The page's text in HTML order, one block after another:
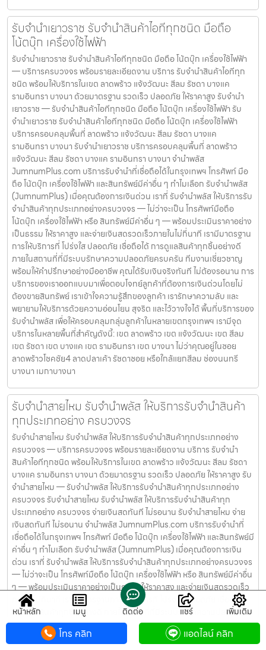
รับจำนำเยาวราช รับจำนำสินค้าไอทีทุกชนิด มือถือ
โน้ตบุ๊ก เครื่องใช้ไฟฟ้า
รับจำนำเยาวราช รับจำนำสินค้าไอทีทุกชนิด มือถือ โน้ตบุ๊ก เครื่องใช้ไฟฟ้า
— บริการครบวงจร พร้อมรายละเอียดงาน บริการ รับจำนำสินค้าไอทีทุก
ชนิด พร้อมให้บริการในเขต ลาดพร้าว แจ้งวัฒนะ สีลม รัชดา บางแค
รามอินทรา บางนา ด้วยมาตรฐาน รวดเร็ว ปลอดภัย ให้ราคาสูง รับจำนำ
เยาวราช — รับจำนำสินค้าไอทีทุกชนิด มือถือ โน้ตบุ๊ก เครื่องใช้ไฟฟ้า รับ
จำนำเยาวราช รับจำนำสินค้าไอทีทุกชนิด มือถือ โน้ตบุ๊ก เครื่องใช้ไฟฟ้า
บริการครอบคลุมพื้นที่ ลาดพร้าว แจ้งวัฒนะ สีลม รัชดา บางแค
รามอินทรา บางนา รับจำนำเยาวราช บริการครอบคลุมพื้นที่ ลาดพร้าว
แจ้งวัฒนะ สีลม รัชดา บางแค รามอินทรา บางนา จำนำพลัส
JumnumPlus.com บริการรับจำนำที่เชื่อถือได้ในกรุงเทพฯ โทรศัพท์ มือ
ถือ โน้ตบุ๊ก เครื่องใช้ไฟฟ้า และสินทรัพย์มีค่าอื่น ๆ ทำไมเลือก รับจำนำพลัส
(JumnumPlus) เมื่อคุณต้องการเงินด่วน เราที่ รับจำนำพลัส ให้บริการรับ
จำนำสินค้าทุกประเภทอย่างครบวงจร — ไม่ว่าจะเป็น โทรศัพท์มือถือ
โน้ตบุ๊ก เครื่องใช้ไฟฟ้า หรือ สินทรัพย์มีค่าอื่น ๆ — พร้อมประเมินราคาอย่าง
เป็นธรรม ให้ราคาสูง และจ่ายเงินสดรวดเร็วภายในไม่กี่นาที เรามีมาตรฐาน
การให้บริการที่ โปร่งใส ปลอดภัย เชื่อถือได้ การดูแลสินค้าทุกชิ้นอย่างดี
ภายในสถานที่ที่มีระบบรักษาความปลอดภัยครบครัน ทีมงานเชี่ยวชาญ
พร้อมให้คำปรึกษาอย่างมืออาชีพ คุณได้รับเงินจริงทันที ไม่ต้องรอนาน การ
บริการของเราออกแบบมาเพื่อตอบโจทย์ลูกค้าที่ต้องการเงินด่วนโดยไม่
ต้องขายสินทรัพย์ เราเข้าใจความรู้สึกของลูกค้า เรารักษาความลับ และ
พยายามให้บริการด้วยความอ่อนโยน สุจริต และไว้วางใจได้ พื้นที่บริการของ
รับจำนำพลัส เพื่อให้ครอบคลุมกลุ่มลูกค้าในหลายเขตกรุงเทพฯ เรามีจุด
บริการในหลายพื้นที่สำคัญดังนี้: เขต ลาดพร้าว เขต แจ้งวัฒนะ เขต สีลม
เขต รัชดา เขต บางแค เขต รามอินทรา เขต บางนา ไม่ว่าคุณอยู่ในซอย
ลาดพร้าวโชคชัย4 ลาดปลาเค้า รัชดาซอย หรือใกล้แยกสีลม ช่องนนทรี
บางนา เมกาบางนา
รับจำนำสายไหม รับจำนำพลัส ให้บริการรับจำนำสินค้า
ทุกประเภทอย่าง ครบวงจร
รับจำนำสายไหม รับจำนำพลัส ให้บริการรับจำนำสินค้าทุกประเภทอย่าง
ครบวงจร — บริการครบวงจร พร้อมรายละเอียดงาน บริการ รับจำนำ
สินค้าไอทีทุกชนิด พร้อมให้บริการในเขต ลาดพร้าว แจ้งวัฒนะ สีลม รัชดา
บางแค รามอินทรา บางนา ด้วยมาตรฐาน รวดเร็ว ปลอดภัย ให้ราคาสูง รับ
จำนำสายไหม — รับจำนำพลัส ให้บริการรับจำนำสินค้าทุกประเภทอย่าง
ครบวงจร รับจำนำสายไหม รับจำนำพลัส ให้บริการรับจำนำสินค้าทุก
ประเภทอย่าง ครบวงจร จ่ายเงินสดทันที ไม่รอนาน รับจำนำสายไหม จ่าย
เงินสดทันที ไม่รอนาน จำนำพลัส JumnumPlus.com บริการรับจำนำที่
เชื่อถือได้ในกรุงเทพฯ โทรศัพท์ มือถือ โน้ตบุ๊ก เครื่องใช้ไฟฟ้า และสินทรัพย์มี
ค่าอื่น ๆ ทำไมเลือก รับจำนำพลัส (JumnumPlus) เมื่อคุณต้องการเงิน
ด่วน เราที่ รับจำนำพลัส ให้บริการรับจำนำสินค้าทุกประเภทอย่างครบวงจร
— ไม่ว่าจะเป็น โทรศัพท์มือถือ โน้ตบุ๊ก เครื่องใช้ไฟฟ้า หรือ สินทรัพย์มีค่าอื่น
ๆ — พร้อมประเมินราคาอย่างเป็นธรรม ให้ราคาสูง และจ่ายเงินสดรวดเร็ว
ภายในไม่กี่นาที เรามีมาตรฐานการให้บริการที่ โปร่งใส ปลอดภัย เชื่อถือได้
การดูแลสินค้าทุกชิ้นอย่างดี ภายในสถานที่ที่มีระบบรักษาความปลอดภัย
ครบครัน ทีมงานเชี่ยวชาญ พร้อมให้คำปรึกษาอย่างมืออาชีพ คุณได้รับเงิน
จริงทันที ไม่ต้องรอนาน การบริการของเราออกแบบมาเพื่อตอบโจทย์ลูกค้า
หน้าหลัก เมนู ติดต่อ แชร์ เพิ่มเติม
โทร คลิก แอดไลน์ คลิก